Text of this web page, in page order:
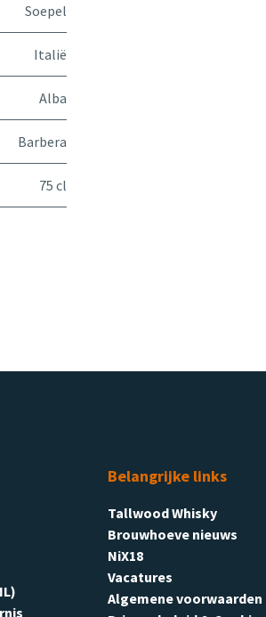
Soepel
Italië
Alba
Barbera
75 cl
Belangrijke links
Tallwood Whisky
Brouwhoeve nieuws
NiX18
Vacatures
Algemene voorwaarden